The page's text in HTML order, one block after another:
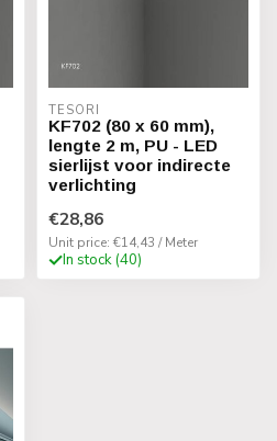
TESORI
KF702 (80 x 60 mm),
lengte 2 m, PU - LED
sierlijst voor indirecte
verlichting
€28,86
Unit price: €14,43 / Meter
In stock (40)